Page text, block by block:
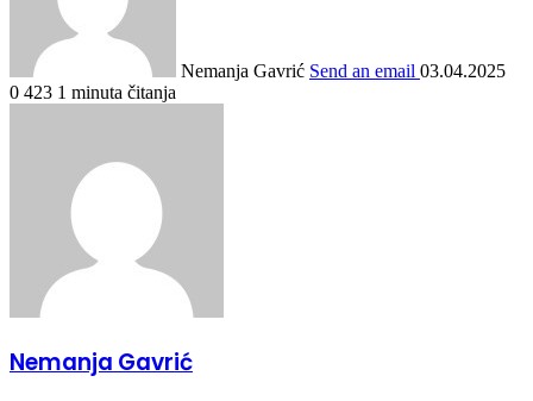
Nemanja Gavrić Send an email 03.04.2025
0 423 1 minuta čitanja
Nemanja Gavrić